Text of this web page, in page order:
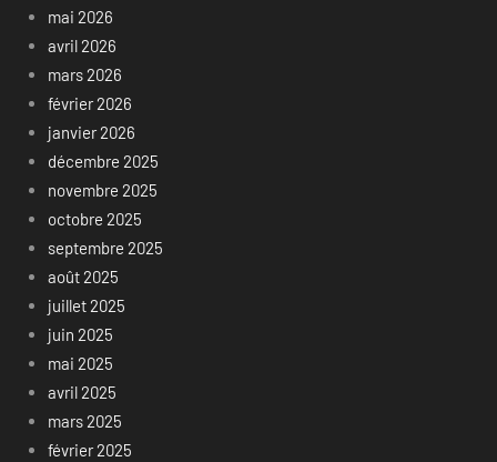
mai 2026
avril 2026
mars 2026
février 2026
janvier 2026
décembre 2025
novembre 2025
octobre 2025
septembre 2025
août 2025
juillet 2025
juin 2025
mai 2025
avril 2025
mars 2025
février 2025